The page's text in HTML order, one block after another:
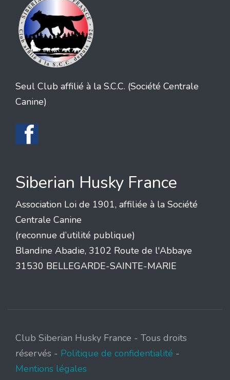
Seul Club affilié à la S.C.C. (Société Centrale
Canine)
Siberian Husky France
Association Loi de 1901, affiliée à la Société
Centrale Canine
(reconnue d’utilité publique)
Blandine Abadie, 3102 Route de l'Abbaye
31530 BELLEGARDE-SAINTE-MARIE
Club Siberian Husky France - Tous droits
réservés - Politique de confidentialité -
Mentions légales